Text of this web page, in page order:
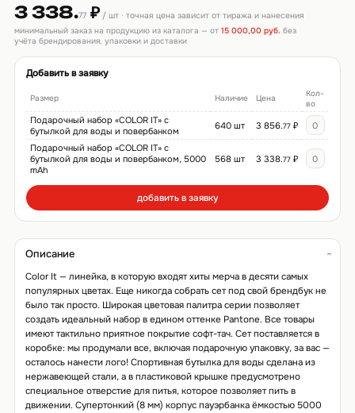
3 338.77₽/ шт · точная цена зависит от тиража и нанесения
минимальный заказ на продукцию из каталога — от 15 000,00 руб. без
учёта брендирования, упаковки и доставки
Добавить в заявку
Размер Наличие Цена
Кол-
во
Подарочный набор «COLOR IT» с
бутылкой для воды и повербанком
640 шт 3 856.77₽
Подарочный набор «COLOR IT» с
бутылкой для воды и повербанком, 5000
mAh
568 шт 3 338.77₽
добавить в заявку
Описание
Color It — линейка, в которую входят хиты мерча в десяти самых
популярных цветах. Еще никогда собрать сет под свой брендбук не
было так просто. Широкая цветовая палитра серии позволяет
создать идеальный набор в едином оттенке Pantone. Все товары
имеют тактильно приятное покрытие софт-тач. Сет поставляется в
коробке: мы продумали все, включая подарочную упаковку, за вас —
осталось нанести лого! Спортивная бутылка для воды сделана из
нержавеющей стали, а в пластиковой крышке предусмотрено
специальное отверстие для питья, которое позволяет пить в
движении. Супертонкий (8 мм) корпус пауэрбанка ёмкостью 5000